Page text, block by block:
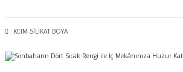
KEIM-SİLİKAT BOYA